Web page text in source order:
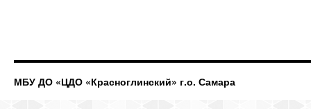
МБУ ДО «ЦДО «Красноглинский» г.о. Самара